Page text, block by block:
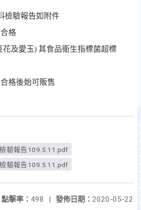
檢驗報告如附件
格
花及愛玉) 其食品衛生指標菌超標
格後始可販售
驗報告109.5.11.pdf
驗報告109.5.11.pdf
發佈日期： 2020-05-22
點擊率： 498 |